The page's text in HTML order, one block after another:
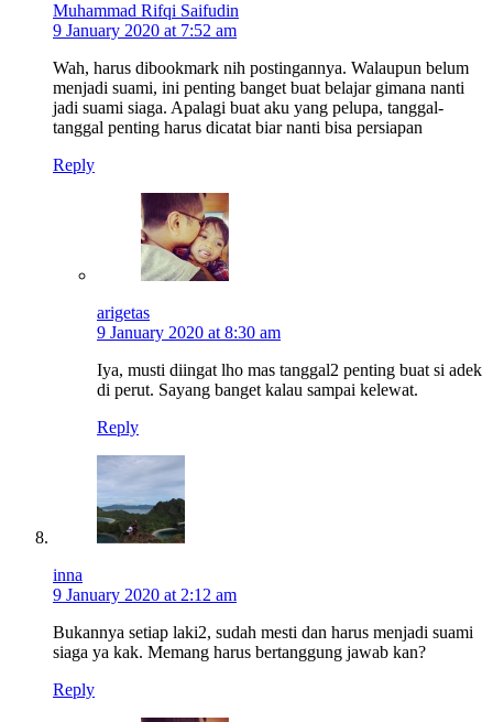
Muhammad Rifqi Saifudin
9 January 2020 at 7:52 am
Wah, harus dibookmark nih postingannya. Walaupun belum
menjadi suami, ini penting banget buat belajar gimana nanti
jadi suami siaga. Apalagi buat aku yang pelupa, tanggal-
tanggal penting harus dicatat biar nanti bisa persiapan
Reply
arigetas
9 January 2020 at 8:30 am
Iya, musti diingat lho mas tanggal2 penting buat si adek
di perut. Sayang banget kalau sampai kelewat.
Reply
inna
9 January 2020 at 2:12 am
Bukannya setiap laki2, sudah mesti dan harus menjadi suami
siaga ya kak. Memang harus bertanggung jawab kan?
Reply